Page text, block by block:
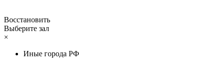
Восстановить
Выберите зал
×
Иные города РФ